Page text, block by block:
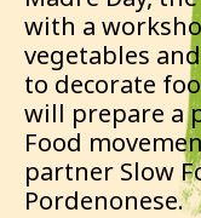
with a
vegetables
to decorate
will prepare a
Food
partner Slow
Pordenonese.